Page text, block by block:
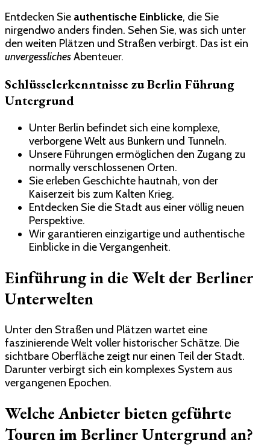
Entdecken Sie authentische Einblicke, die Sie
nirgendwo anders finden. Sehen Sie, was sich unter
den weiten Plätzen und Straßen verbirgt. Das ist ein
unvergesslichesAbenteuer.
Schlüsselerkenntnisse zu Berlin Führung
Untergrund
Unter Berlin befindet sich eine komplexe,
verborgene Welt aus Bunkern und Tunneln.
Unsere Führungen ermöglichen den Zugang zu
normally verschlossenen Orten.
Sie erleben Geschichte hautnah, von der
Kaiserzeit bis zum Kalten Krieg.
Entdecken Sie die Stadt aus einer völlig neuen
Perspektive.
Wir garantieren einzigartige und authentische
Einblicke in die Vergangenheit.
Einführung in die Welt der Berliner
Unterwelten
Unter den Straßen und Plätzen wartet eine
faszinierende Welt voller historischer Schätze. Die
sichtbare Oberfläche zeigt nur einen Teil der Stadt.
Darunter verbirgt sich ein komplexes System aus
vergangenen Epochen.
Welche Anbieter bieten geführte
Touren im Berliner Untergrund an?